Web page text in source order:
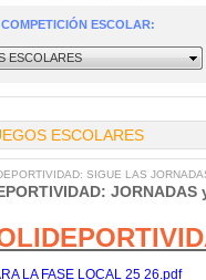
COMPETICIÓN ESCOLAR:
ESCOLARES
ESCOLARES
SIGUE LAS
JORNADAS
LA FASE LOCAL 25 26.pdf